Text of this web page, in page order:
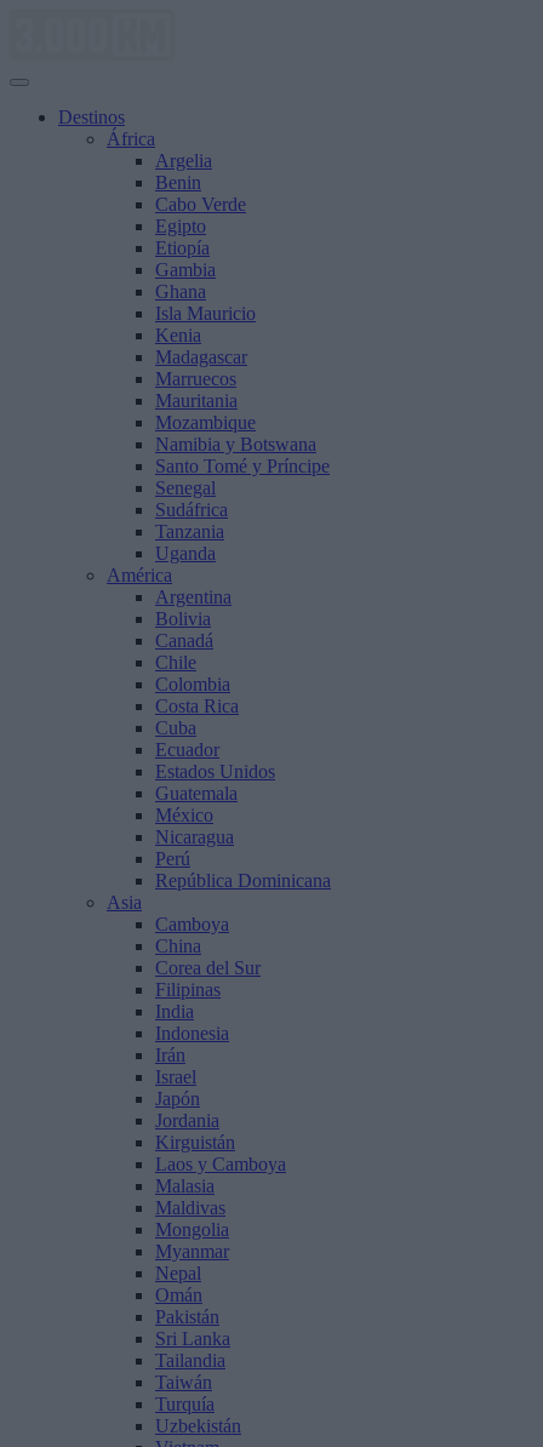
Destinos
África
Argelia
Benin
Cabo Verde
Egipto
Etiopía
Gambia
Ghana
Isla Mauricio
Kenia
Madagascar
Marruecos
Mauritania
Mozambique
Namibia y Botswana
Santo Tomé y Príncipe
Senegal
Sudáfrica
Tanzania
Uganda
América
Argentina
Bolivia
Canadá
Chile
Colombia
Costa Rica
Cuba
Ecuador
Estados Unidos
Guatemala
México
Nicaragua
Perú
República Dominicana
Asia
Camboya
China
Corea del Sur
Filipinas
India
Indonesia
Irán
Israel
Japón
Jordania
Kirguistán
Laos y Camboya
Malasia
Maldivas
Mongolia
Myanmar
Nepal
Omán
Pakistán
Sri Lanka
Tailandia
Taiwán
Turquía
Uzbekistán